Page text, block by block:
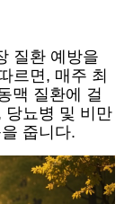
질환 예방을
르면, 매주 최
맥 질환에 걸
당뇨병 및 비만
줍니다.